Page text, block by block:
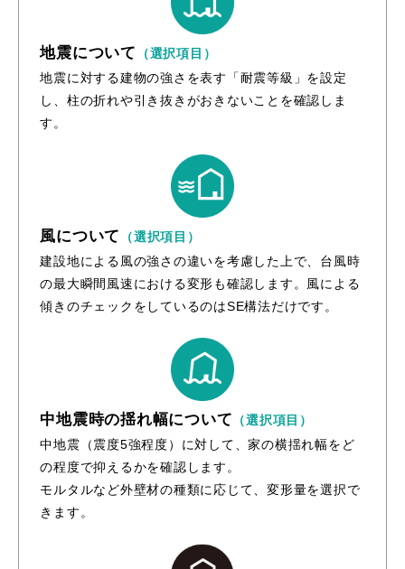
地震について
（選択項目）
地震に対する建物の強さを表す「耐震等級」を設定
し、柱の折れや引き抜きがおきないことを確認しま
す。
風について
（選択項目）
建設地による風の強さの違いを考慮した上で、台風時
の最大瞬間風速における変形も確認します。風による
傾きのチェックをしているのはSE構法だけです。
中地震時の揺れ幅について （選択項目）
中地震（震度5強程度）に対して、家の横揺れ幅をど
の程度で抑えるかを確認します。
モルタルなど外壁材の種類に応じて、変形量を選択で
きます。